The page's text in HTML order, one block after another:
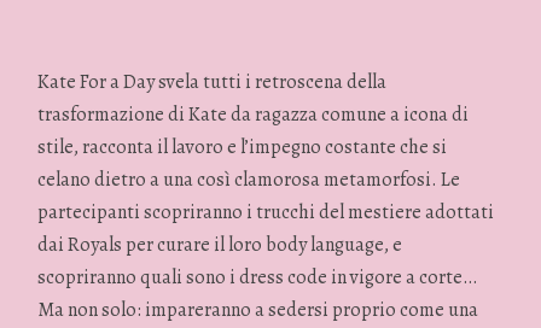
Kate For a Day svela tutti i retroscena della
trasformazione di Kate da ragazza comune a icona di
stile, racconta il lavoro e l’impegno costante che si
celano dietro a una così clamorosa metamorfosi. Le
partecipanti scopriranno i trucchi del mestiere adottati
dai Royals per curare il loro body language, e
scopriranno quali sono i dress code in vigore a corte…
Ma non solo: impareranno a sedersi proprio come una